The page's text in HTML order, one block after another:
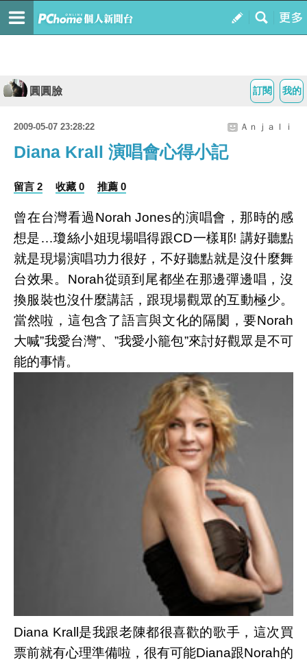
我的
訂閱
圓圓臉
2009-05-07 23:28:22 Ａｎｊａｌｉ
Diana Krall 演唱會心得小記
留言 2 收藏 0 推薦 0
曾在台灣看過Norah Jones的演唱會，那時的感
想是…瓊絲小姐現場唱得跟CD一樣耶! 講好聽點
就是現場演唱功力很好，不好聽點就是沒什麼舞
台效果。Norah從頭到尾都坐在那邊彈邊唱，沒
換服裝也沒什麼講話，跟現場觀眾的互動極少。
當然啦，這包含了語言與文化的隔閡，要Norah
大喊”我愛台灣”、”我愛小籠包”來討好觀眾是不可
能的事情。
Diana Krall是我跟老陳都很喜歡的歌手，這次買
票前就有心理準備啦，很有可能Diana跟Norah的